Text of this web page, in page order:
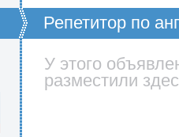
Репетитор по
У этого
разместили